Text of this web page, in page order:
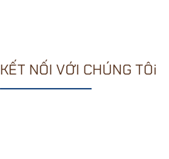
KẾT NỐI VỚI CHÚNG TÔi